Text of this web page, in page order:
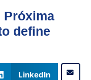
Próxima
define
LinkedIn